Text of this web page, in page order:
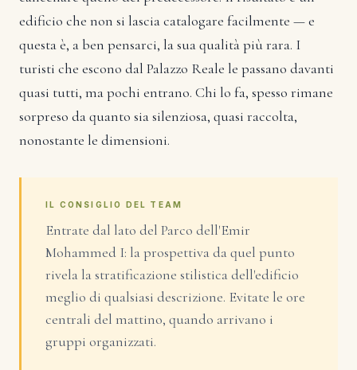
edificio che non si lascia catalogare facilmente — e
questa è, a ben pensarci, la sua qualità più rara. I
turisti che escono dal Palazzo Reale le passano davanti
quasi tutti, ma pochi entrano. Chi lo fa, spesso rimane
sorpreso da quanto sia silenziosa, quasi raccolta,
nonostante le dimensioni.
IL CONSIGLIO DEL TEAM
Entrate dal lato del Parco dell'Emir
Mohammed I: la prospettiva da quel punto
rivela la stratificazione stilistica dell'edificio
meglio di qualsiasi descrizione. Evitate le ore
centrali del mattino, quando arrivano i
gruppi organizzati.